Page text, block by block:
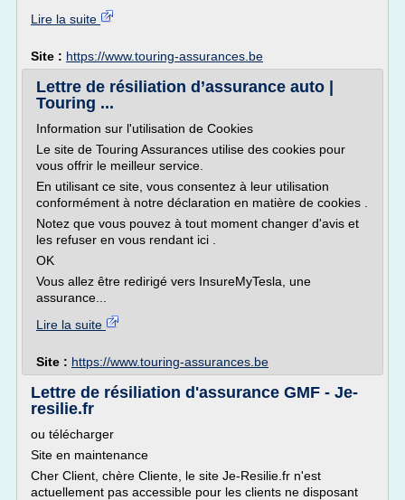
Lire la suite
Site : https://www.touring-assurances.be
Lettre de résiliation d’assurance auto |
Touring ...
Information sur l'utilisation de Cookies
Le site de Touring Assurances utilise des cookies pour
vous offrir le meilleur service.
En utilisant ce site, vous consentez à leur utilisation
conformément à notre déclaration en matière de cookies .
Notez que vous pouvez à tout moment changer d'avis et
les refuser en vous rendant ici .
OK
Vous allez être redirigé vers InsureMyTesla, une
assurance...
Lire la suite
Site : https://www.touring-assurances.be
Lettre de résiliation d'assurance GMF - Je-
resilie.fr
ou télécharger
Site en maintenance
Cher Client, chère Cliente, le site Je-Resilie.fr n'est
actuellement pas accessible pour les clients ne disposant